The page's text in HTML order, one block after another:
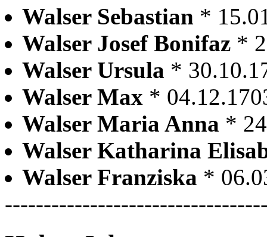
Walser Sebastian *
Walser Josef Bonifaz *
Walser Ursula *
Walser Max *
Walser Maria Anna *
Walser Katharina
Walser Franziska *